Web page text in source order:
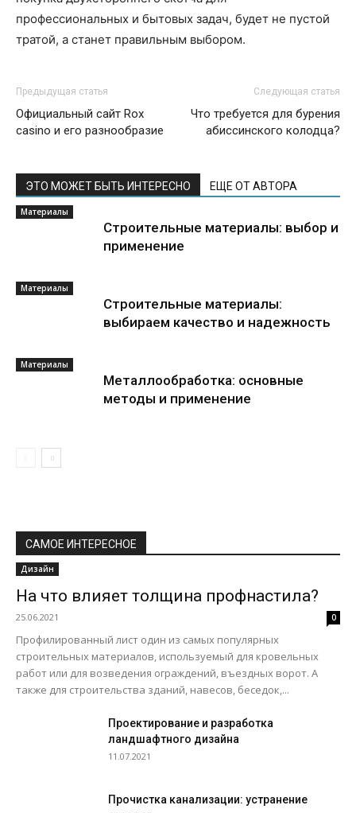
профессиональных и бытовых задач, будет не пустой
тратой, а станет правильным выбором.
Предыдущая статья
Официальный сайт Rox
casino и его разнообразие
Следующая статья
Что требуется для бурения
абиссинского колодца?
ЭТО МОЖЕТ БЫТЬ ИНТЕРЕСНО ЕЩЕ ОТ АВТОРА
Материалы
Строительные материалы: выбор и
применение
Материалы
Строительные материалы:
выбираем качество и надежность
Материалы
Металлообработка: основные
методы и применение
САМОЕ ИНТЕРЕСНОЕ
Дизайн
На что влияет толщина профнастила?
25.06.2021 0
Профилированный лист один из самых популярных
строительных материалов, используемый для кровельных
работ или для возведения ограждений, въездных ворот. А
также для строительства зданий, навесов, беседок,...
Проектирование и разработка
ландшафтного дизайна
11.07.2021
Прочистка канализации: устранение